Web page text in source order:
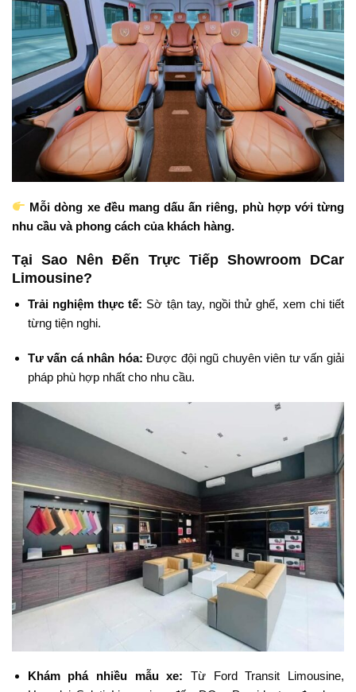
Mỗi dòng xe đều mang dấu ấn riêng, phù hợp với từng
nhu cầu và phong cách của khách hàng.
Tại Sao Nên Đến Trực Tiếp Showroom DCar
Limousine?
Trải nghiệm thực tế: Sờ tận tay, ngồi thử ghế, xem chi tiết
từng tiện nghi.
Tư vấn cá nhân hóa: Được đội ngũ chuyên viên tư vấn giải
pháp phù hợp nhất cho nhu cầu.
Khám phá nhiều mẫu xe: Từ Ford Transit Limousine,